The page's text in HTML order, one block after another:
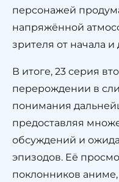
персонажей
напряжённой
зрителя от начала
В итоге, 23 серия
перерождении в
понимания
предоставляя
обсуждений и
эпизодов. Её
поклонников